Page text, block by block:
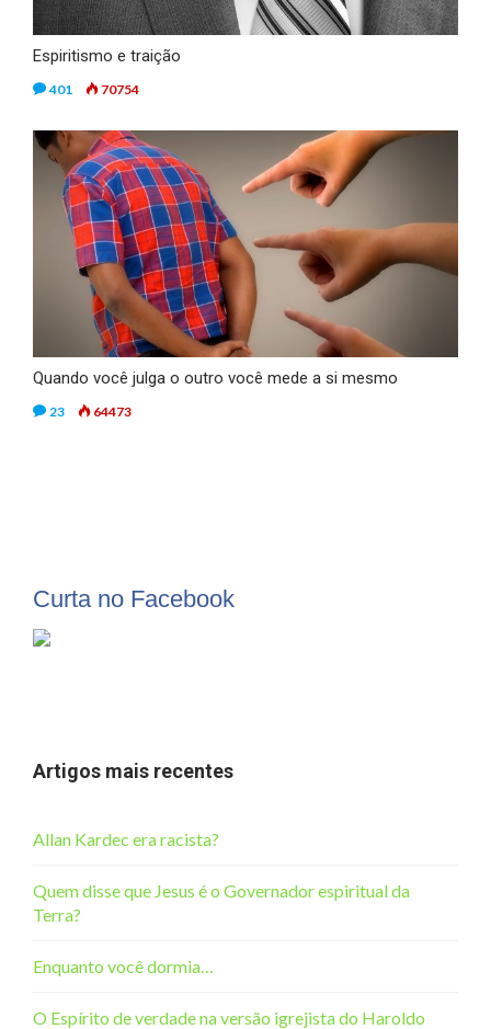
Espiritismo e traição
401 70754
Quando você julga o outro você mede a si mesmo
23 64473
Curta no Facebook
Artigos mais recentes
Allan Kardec era racista?
Quem disse que Jesus é o Governador espiritual da
Terra?
Enquanto você dormia…
O Espírito de verdade na versão igrejista do Haroldo